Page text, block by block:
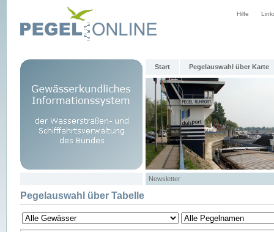
Hilfe
Start Pegelauswahl über Karte
Newsletter
Pegelauswahl über Tabelle